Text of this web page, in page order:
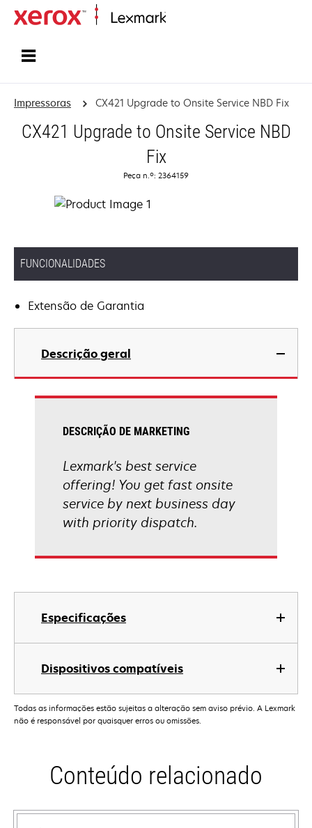
Impressoras CX421 Upgrade to Onsite Service NBD Fix
CX421 Upgrade to Onsite Service NBD
Fix
Peça n.º: 2364159
FUNCIONALIDADES
Extensão de Garantia
Descrição geral
Especificações
Dispositivos compatíveis
DESCRIÇÃO DE MARKETING
Lexmark's best service
offering! You get fast onsite
service by next business day
with priority dispatch.
Todas as informações estão sujeitas a alteração sem aviso prévio. A Lexmark
não é responsável por quaisquer erros ou omissões.
Conteúdo relacionado